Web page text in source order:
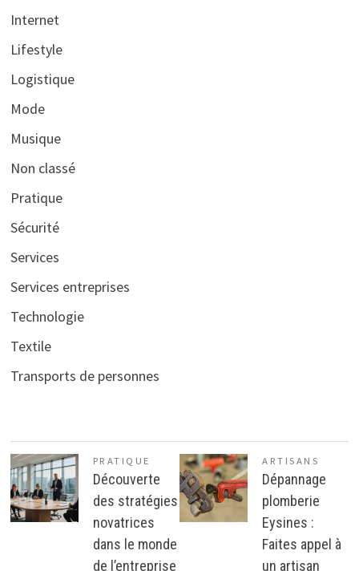
Internet
Lifestyle
Logistique
Mode
Musique
Non classé
Pratique
Sécurité
Services
Services entreprises
Technologie
Textile
Transports de personnes
PRATIQUE
Découverte
des stratégies
novatrices
dans le monde
de l’entreprise
ARTISANS
Dépannage
plomberie
Eysines :
Faites appel à
un artisan